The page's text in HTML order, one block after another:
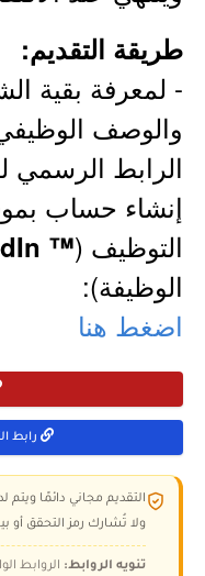
طريقة التقديم:
- لمعرفة بقية
والوصف
الرابط الرسمي
إنشاء حساب
التوظيف (™ LinkedIn
الوظيفة):
اضغط هنا
رابط
التقديم مجاني دائمًا ويتم
ولا تُشارك رمز التحقق أو
تنويه الروابط: الروابط